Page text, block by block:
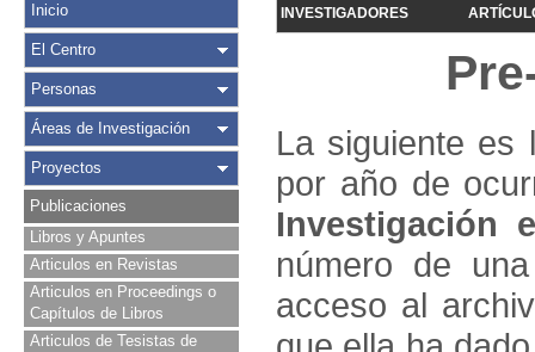
Inicio
El Centro
Personas
Áreas de Investigación
Proyectos
Publicaciones
Libros y Apuntes
Articulos en Revistas
Articulos en Proceedings o
Capítulos de Libros
Articulos de Tesistas de
INVESTIGADORES
La siguiente es
por año de
Investigación
número de
acceso al